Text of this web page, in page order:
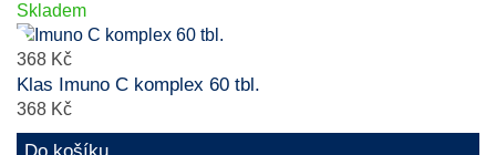
Skladem
368 Kč
Klas Imuno C komplex 60 tbl.
368 Kč